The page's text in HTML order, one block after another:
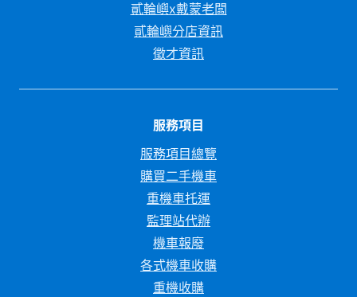
貳輪嶼x戴蒙老闆
貳輪嶼分店資訊
徵才資訊
服務項目
服務項目總覽
購買二手機車
重機車托運
監理站代辦
機車報廢
各式機車收購
重機收購